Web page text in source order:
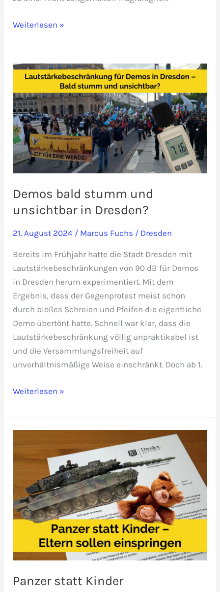
Skandal:
Carolabrücke
war
laut
Prüfbericht
vorhersehbar
Weiterlesen »
Demos bald stumm und
unsichtbar in Dresden?
21. August 2024 / Marcus Fuchs / Dresden
Bereits im Frühjahr hatte die Stadt Dresden mit
Lautstärkebeschränkungen von 90 dB für Demos
in Dresden herum experimentiert. Mit dem
Ergebnis, dass der Gegenprotest meist schon
durch bloßes Schreien und Pfeifen die eigentliche
Demo übertönt hatte. Schnell war klar, dass die
Lautstärkebeschränkung völlig unpraktikabel ist
und die Versammlungsfreiheit auf
unverhältnismäßige Weise einschränkt. Doch ab 1.
Demos
und
unsichtbar
Weiterlesen »
Panzer statt Kinder